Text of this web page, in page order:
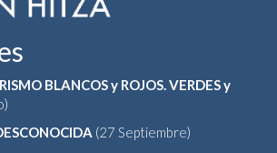
BLANCOS y ROJOS. VERDES y
(27 Septiembre)